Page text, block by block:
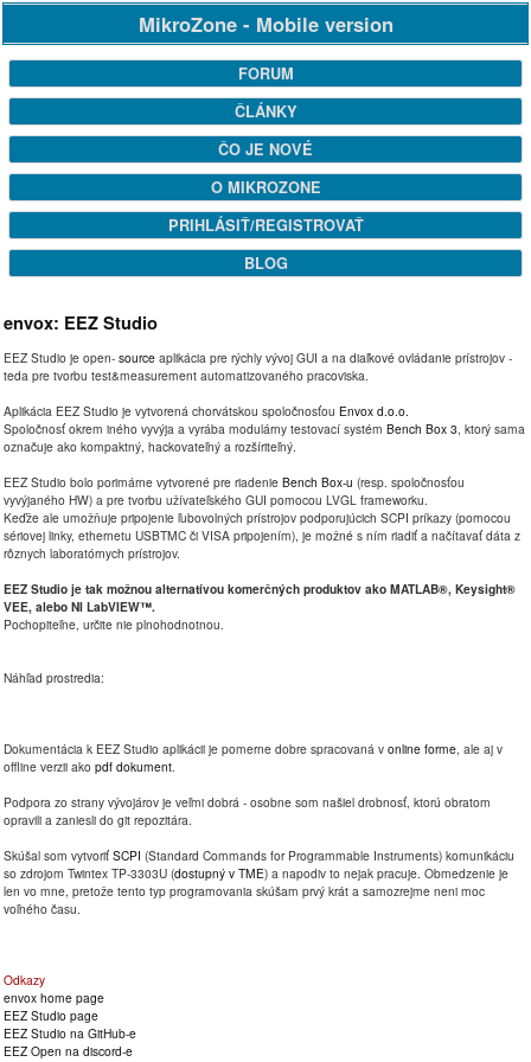
MikroZone - Mobile version
FORUM
ČLÁNKY
ČO JE NOVÉ
O MIKROZONE
PRIHLÁSIŤ/REGISTROVAŤ
BLOG
envox: EEZ Studio
EEZ Studio je open- source aplikácia pre rýchly vývoj GUI a na diaľkové ovládanie prístrojov -
teda pre tvorbu test&measurement automatizovaného pracoviska.
Aplikácia EEZ Studio je vytvorená chorvátskou spoločnosťou Envox d.o.o.
Spoločnosť okrem iného vyvýja a vyrába modulárny testovací systém Bench Box 3, ktorý sama
označuje ako kompaktný, hackovateľný a rozšíriteľný.
EEZ Studio bolo porimárne vytvorené pre riadenie Bench Box-u (resp. spoločnosťou
vyvýjaného HW) a pre tvorbu užívateľského GUI pomocou LVGL frameworku.
Keďže ale umožňuje pripojenie ľubovolných prístrojov podporujúcich SCPI príkazy (pomocou
sériovej linky, ethernetu USBTMC či VISA pripojením), je možné s ním riadiť a načítavať dáta z
rôznych laboratórnych prístrojov.
EEZ Studio je tak možnou alternatívou komerčných produktov ako MATLAB®, Keysight®
VEE, alebo NI LabVIEW™.
Pochopiteľne, určite nie plnohodnotnou.
Náhľad prostredia:
Dokumentácia k EEZ Studio aplikácii je pomerne dobre spracovaná v online forme, ale aj v
offline verzii ako pdf dokument.
Podpora zo strany vývojárov je veľmi dobrá - osobne som našiel drobnosť, ktorú obratom
opravili a zaniesli do git repozitára.
Skúšal som vytvoriť SCPI (Standard Commands for Programmable Instruments) komunikáciu
so zdrojom Twintex TP-3303U (dostupný v TME) a napodiv to nejak pracuje. Obmedzenie je
len vo mne, pretože tento typ programovania skúšam prvý krát a samozrejme neni moc
voľného času.
Odkazy
envox home page
EEZ Studio page
EEZ Studio na GitHub-e
EEZ Open na discord-e